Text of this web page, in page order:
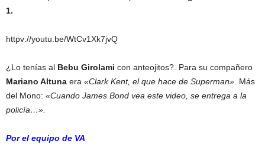
1.
httpv://youtu.be/WtCv1Xk7jvQ
¿Lo tenías al Bebu Girolami con anteojitos?. Para su compañero
Mariano Altuna era «Clark Kent, el que hace de Superman» . Más
del Mono: «Cuando James Bond vea este video, se entrega a la
policía…».
Por el equipo de VA